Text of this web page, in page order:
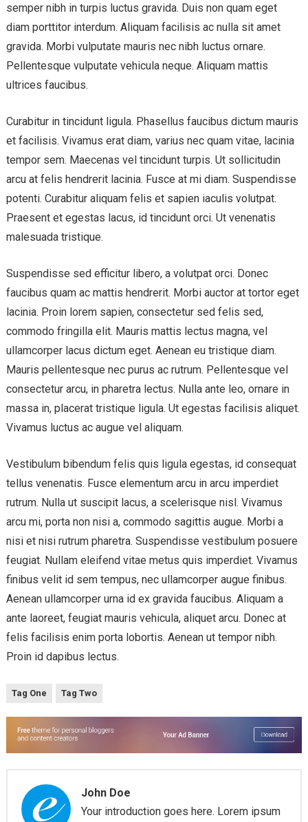
semper nibh in turpis luctus gravida. Duis non quam eget
diam porttitor interdum. Aliquam facilisis ac nulla sit amet
gravida. Morbi vulputate mauris nec nibh luctus ornare.
Pellentesque vulputate vehicula neque. Aliquam mattis
ultrices faucibus.
Curabitur in tincidunt ligula. Phasellus faucibus dictum mauris
et facilisis. Vivamus erat diam, varius nec quam vitae, lacinia
tempor sem. Maecenas vel tincidunt turpis. Ut sollicitudin
arcu at felis hendrerit lacinia. Fusce at mi diam. Suspendisse
potenti. Curabitur aliquam felis et sapien iaculis volutpat.
Praesent et egestas lacus, id tincidunt orci. Ut venenatis
malesuada tristique.
Suspendisse sed efficitur libero, a volutpat orci. Donec
faucibus quam ac mattis hendrerit. Morbi auctor at tortor eget
lacinia. Proin lorem sapien, consectetur sed felis sed,
commodo fringilla elit. Mauris mattis lectus magna, vel
ullamcorper lacus dictum eget. Aenean eu tristique diam.
Mauris pellentesque nec purus ac rutrum. Pellentesque vel
consectetur arcu, in pharetra lectus. Nulla ante leo, ornare in
massa in, placerat tristique ligula. Ut egestas facilisis aliquet.
Vivamus luctus ac augue vel aliquam.
Vestibulum bibendum felis quis ligula egestas, id consequat
tellus venenatis. Fusce elementum arcu in arcu imperdiet
rutrum. Nulla ut suscipit lacus, a scelerisque nisl. Vivamus
arcu mi, porta non nisi a, commodo sagittis augue. Morbi a
nisi et nisi rutrum pharetra. Suspendisse vestibulum posuere
feugiat. Nullam eleifend vitae metus quis imperdiet. Vivamus
finibus velit id sem tempus, nec ullamcorper augue finibus.
Aenean ullamcorper urna id ex gravida faucibus. Aliquam a
ante laoreet, feugiat mauris vehicula, aliquet arcu. Donec at
felis facilisis enim porta lobortis. Aenean ut tempor nibh.
Proin id dapibus lectus.
Tag One Tag Two
John Doe
Your introduction goes here. Lorem ipsum